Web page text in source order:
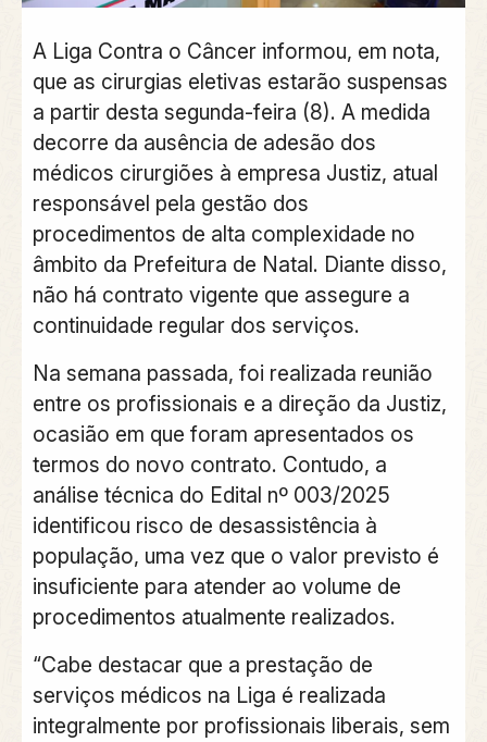
A Liga Contra o Câncer informou, em nota,
que as cirurgias eletivas estarão suspensas
a partir desta segunda-feira (8). A medida
decorre da ausência de adesão dos
médicos cirurgiões à empresa Justiz, atual
responsável pela gestão dos
procedimentos de alta complexidade no
âmbito da Prefeitura de Natal. Diante disso,
não há contrato vigente que assegure a
continuidade regular dos serviços.
Na semana passada, foi realizada reunião
entre os profissionais e a direção da Justiz,
ocasião em que foram apresentados os
termos do novo contrato. Contudo, a
análise técnica do Edital nº 003/2025
identificou risco de desassistência à
população, uma vez que o valor previsto é
insuficiente para atender ao volume de
procedimentos atualmente realizados.
“Cabe destacar que a prestação de
serviços médicos na Liga é realizada
integralmente por profissionais liberais, sem